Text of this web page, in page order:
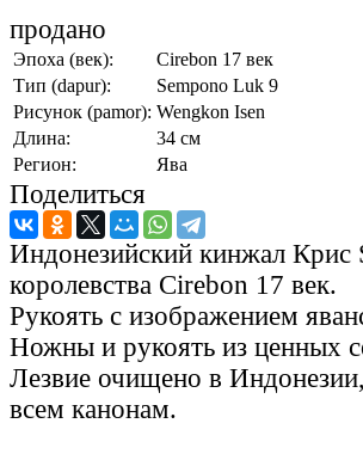
продано
Эпоха (век):
Cirebon 17 век
Тип (dapur):
Sempono Luk 9
Рисунок (pamor): Wengkon Isen
Длина:
34 см
Регион:
Ява
Поделиться
Индонезийский кинжал Крис
королевства Cirebon 17 век.
Рукоять с изображением
Ножны и рукоять из ценных
Лезвие очищено в
всем канонам.